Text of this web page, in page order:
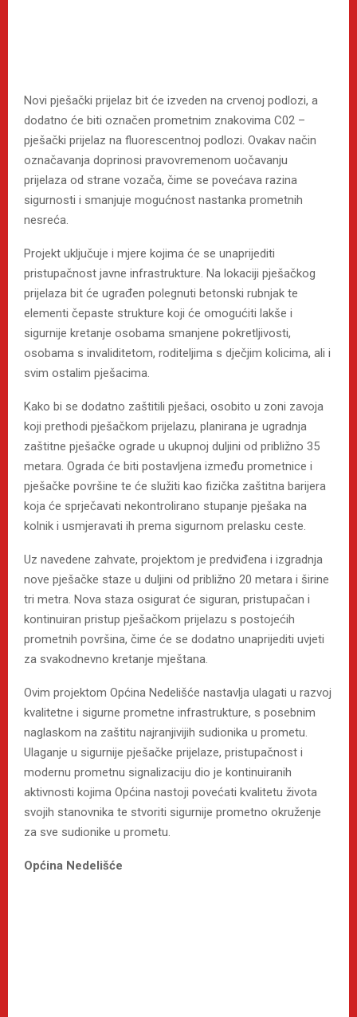
Novi pješački prijelaz bit će izveden na crvenoj podlozi, a
dodatno će biti označen prometnim znakovima C02 –
pješački prijelaz na fluorescentnoj podlozi. Ovakav način
označavanja doprinosi pravovremenom uočavanju
prijelaza od strane vozača, čime se povećava razina
sigurnosti i smanjuje mogućnost nastanka prometnih
nesreća.
Projekt uključuje i mjere kojima će se unaprijediti
pristupačnost javne infrastrukture. Na lokaciji pješačkog
prijelaza bit će ugrađen polegnuti betonski rubnjak te
elementi čepaste strukture koji će omogućiti lakše i
sigurnije kretanje osobama smanjene pokretljivosti,
osobama s invaliditetom, roditeljima s dječjim kolicima, ali i
svim ostalim pješacima.
Kako bi se dodatno zaštitili pješaci, osobito u zoni zavoja
koji prethodi pješačkom prijelazu, planirana je ugradnja
zaštitne pješačke ograde u ukupnoj duljini od približno 35
metara. Ograda će biti postavljena između prometnice i
pješačke površine te će služiti kao fizička zaštitna barijera
koja će sprječavati nekontrolirano stupanje pješaka na
kolnik i usmjeravati ih prema sigurnom prelasku ceste.
Uz navedene zahvate, projektom je predviđena i izgradnja
nove pješačke staze u duljini od približno 20 metara i širine
tri metra. Nova staza osigurat će siguran, pristupačan i
kontinuiran pristup pješačkom prijelazu s postojećih
prometnih površina, čime će se dodatno unaprijediti uvjeti
za svakodnevno kretanje mještana.
Ovim projektom Općina Nedelišće nastavlja ulagati u razvoj
kvalitetne i sigurne prometne infrastrukture, s posebnim
naglaskom na zaštitu najranjivijih sudionika u prometu.
Ulaganje u sigurnije pješačke prijelaze, pristupačnost i
modernu prometnu signalizaciju dio je kontinuiranih
aktivnosti kojima Općina nastoji povećati kvalitetu života
svojih stanovnika te stvoriti sigurnije prometno okruženje
za sve sudionike u prometu.
Općina Nedelišće